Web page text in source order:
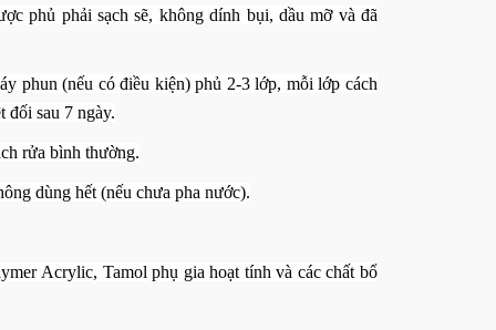
Lần đầu tiên giải mã cấu trúc
Thị Khánh Vân Lê 05/ 07/ 2026
phủ phải sạch sẽ, không dính bụi, dầu mỡ và đã
phun (nếu có điều kiện) phủ 2-3 lớp, mỗi lớp cách
đối sau 7 ngày.
rửa bình thường.
dùng hết (nếu chưa pha nước).
Acrylic, Tamol phụ gia hoạt tính và các chất bổ